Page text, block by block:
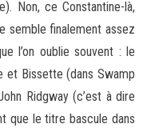
Non, ce Constantine-là,
semble finalement assez
l’on oublie souvent : le
et Bissette (dans Swamp
Ridgway (c’est à dire
que le titre bascule dans